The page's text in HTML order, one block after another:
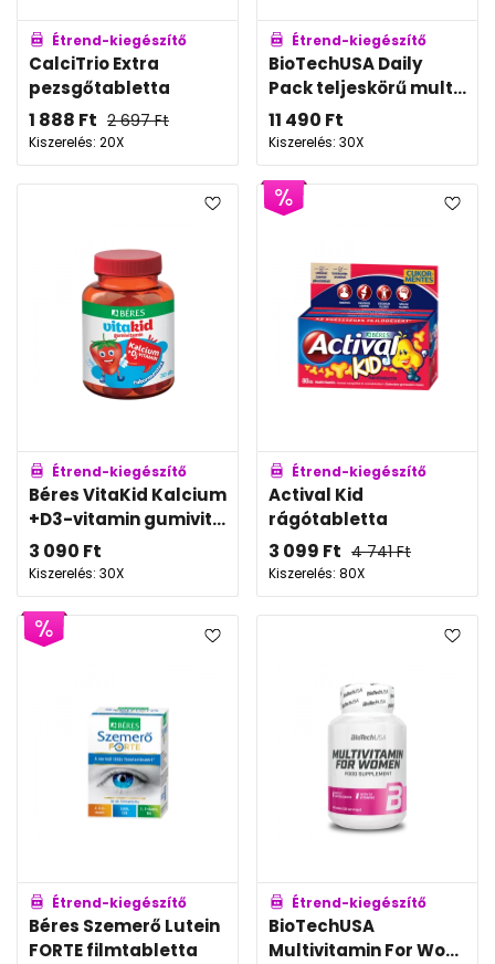
Étrend-kiegészítő
CalciTrio Extra
pezsgőtabletta
1 888 Ft 2 697Ft
Kiszerelés: 20X
Étrend-kiegészítő
BioTechUSA Daily
Pack teljeskörű mult...
11 490 Ft
Kiszerelés: 30X
Étrend-kiegészítő
Béres VitaKid Kalcium
+D3-vitamin gumivit...
3 090 Ft
Kiszerelés: 30X
Étrend-kiegészítő
Actival Kid
rágótabletta
3 099 Ft 4 741Ft
Kiszerelés: 80X
Étrend-kiegészítő
Béres Szemerő Lutein
FORTE filmtabletta
Étrend-kiegészítő
BioTechUSA
Multivitamin For Wo...